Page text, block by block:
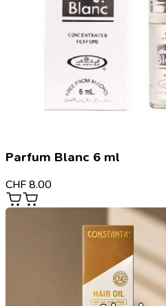
Parfum Blanc 6 ml
CHF 8.00